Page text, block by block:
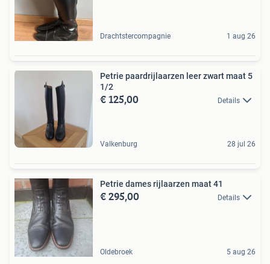
Drachtstercompagnie 1 aug 26
Petrie paardrijlaarzen leer zwart maat 5
1/2
€ 125,00 Details
Valkenburg 28 jul 26
Petrie dames rijlaarzen maat 41
€ 295,00 Details
Oldebroek 5 aug 26